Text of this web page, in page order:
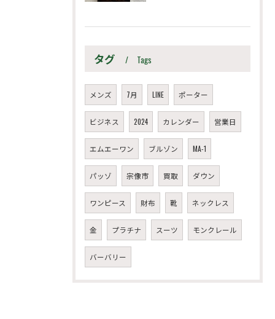
タグ Tags
メンズ 7月 LINE ポーター
ビジネス 2024 カレンダー 営業日
エムエーワン ブルゾン MA-1
パッゾ 宗像市 買取 ダウン
ワンピース 財布 靴 ネックレス
金 プラチナ スーツ モンクレール
バーバリー